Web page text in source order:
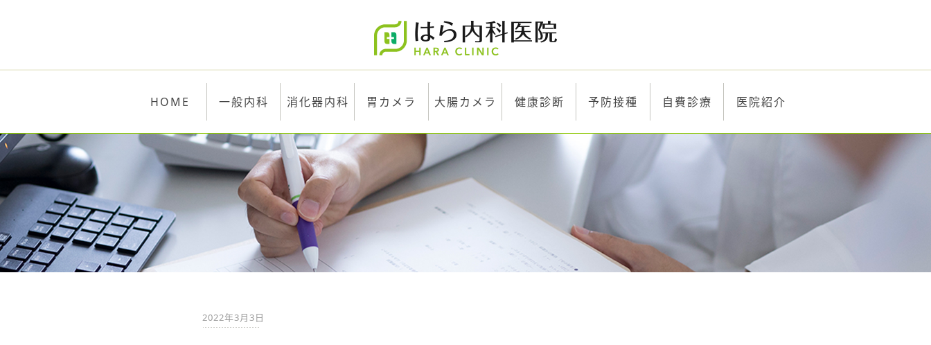
HOME 一般内科 消化器内科 胃カメラ 大腸カメラ 健康診断 予防接種 自費診療 医院紹介
2022年3月3日